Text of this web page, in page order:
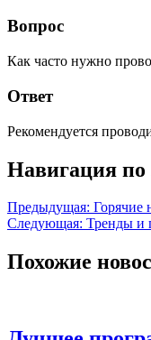
Вопрос
Как часто нужно
Ответ
Рекомендуется
Навигация по
Предыдущая: Горячие
Следующая: Тренды и
Похожие